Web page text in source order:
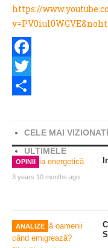
https://
Facebook
Twitter
CELE MAI
ULTIMELE
OPINII
3 years 10 months ago
ANALIZE